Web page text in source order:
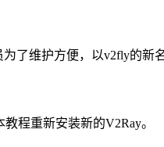
了维护方便，以v2fly的新
程重新安装新的V2Ray。